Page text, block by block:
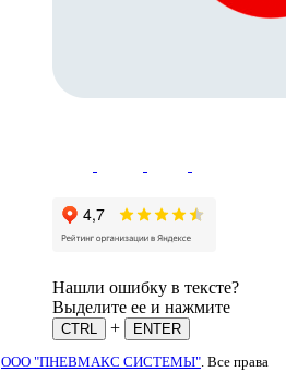
Нашли ошибку в тексте?
Выделите ее и нажмите
CTRL +
ENTER
ООО "ПНЕВМАКС СИСТЕМЫ". Все права